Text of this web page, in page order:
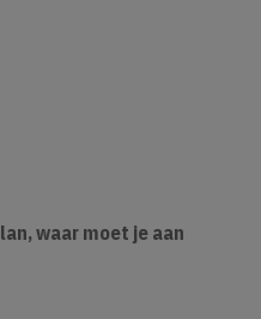
waar moet je aan